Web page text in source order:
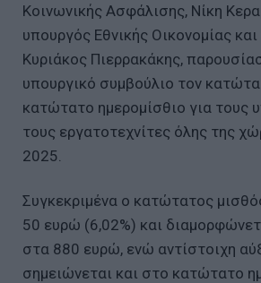
Κοινωνικής Ασφάλισης, Νίκη
υπουργός Εθνικής Οικονομίας
Κυριάκος Πιερρακάκης,
υπουργικό συμβούλιο τον
κατώτατο ημερομίσθιο για τους
τους εργατοτεχνίτες όλης της
2025.
Συγκεκριμένα ο κατώτατος
50 ευρώ (6,02%) και
στα 880 ευρώ, ενώ αντίστοιχη
σημειώνεται και στο κατώτατο